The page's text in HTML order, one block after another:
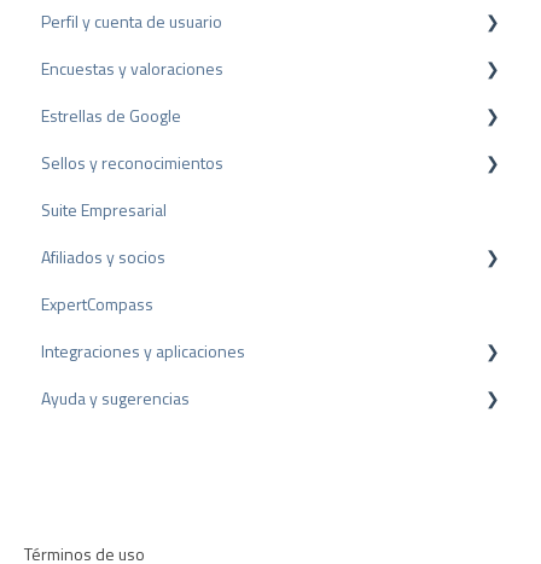
Protección de datos
Paquetes y precios
API
Perfil y cuenta de usuario
Configuración del perfil
Cuenta de usuario
Facturación
Encuestas y valoraciones
Reseñas
Encuestas
Otras fuentes
Compartir Reseñas
Reseñas negativas
Proceso de Arbitraje
Consejos sobre reseñas
Estrellas de Google
Rich Snippet
Sellos y reconocimientos
Sello PRO
Sello de valoración
Premios
Suite Empresarial
Afiliados y socios
Programa de partners
Recomendación
ExpertCompass
Integraciones y aplicaciones
Plugins para CMS
Ayuda y sugerencias
Términos de uso